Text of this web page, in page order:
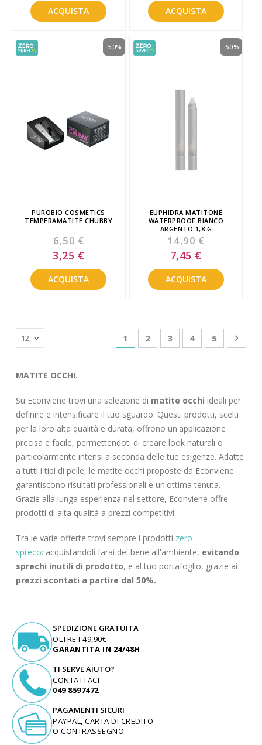
ACQUISTA ACQUISTA
PUROBIO COSMETICS
TEMPERAMATITE CHUBBY
6,50 €
-50%
Special
Price
3,25 €
ACQUISTA
EUPHIDRA MATITONE
WATERPROOF BIANCO
ARGENTO 1,8 G
14,90 €
-50%
Special
Price
7,45 €
ACQUISTA
Pagina
Attualmente stai leggendo la
1 Pagina
2 Pagina
3 Pagina
4 Pagina
5
MATITE OCCHI.
Su Econviene trovi una selezione di matite occhi ideali per
definire e intensificare il tuo sguardo. Questi prodotti, scelti
per la loro alta qualità e durata, offrono un'applicazione
precisa e facile, permettendoti di creare look naturali o
particolarmente intensi a seconda delle tue esigenze. Adatte
a tutti i tipi di pelle, le matite occhi proposte da Econviene
garantiscono risultati professionali e un'ottima tenuta.
Grazie alla lunga esperienza nel settore, Econviene offre
prodotti di alta qualità a prezzi competitivi.
Tra le varie offerte trovi sempre i prodotti zero
spreco: acquistandoli farai del bene all'ambiente, evitando
sprechi inutili di prodotto, e al tuo portafoglio, grazie ai
prezzi scontati a partire dal 50%.
SPEDIZIONE GRATUITA
OLTRE I 49,90€
GARANTITA IN 24/48H
TI SERVE AIUTO?
CONTATTACI
049 8597472
PAGAMENTI SICURI
PAYPAL, CARTA DI CREDITO
O CONTRASSEGNO